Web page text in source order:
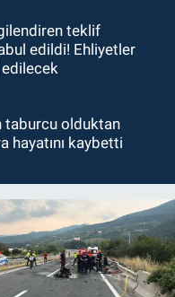
teklif
edildi! Ehliyetler
edilecek
taburcu olduktan
hayatını kaybetti